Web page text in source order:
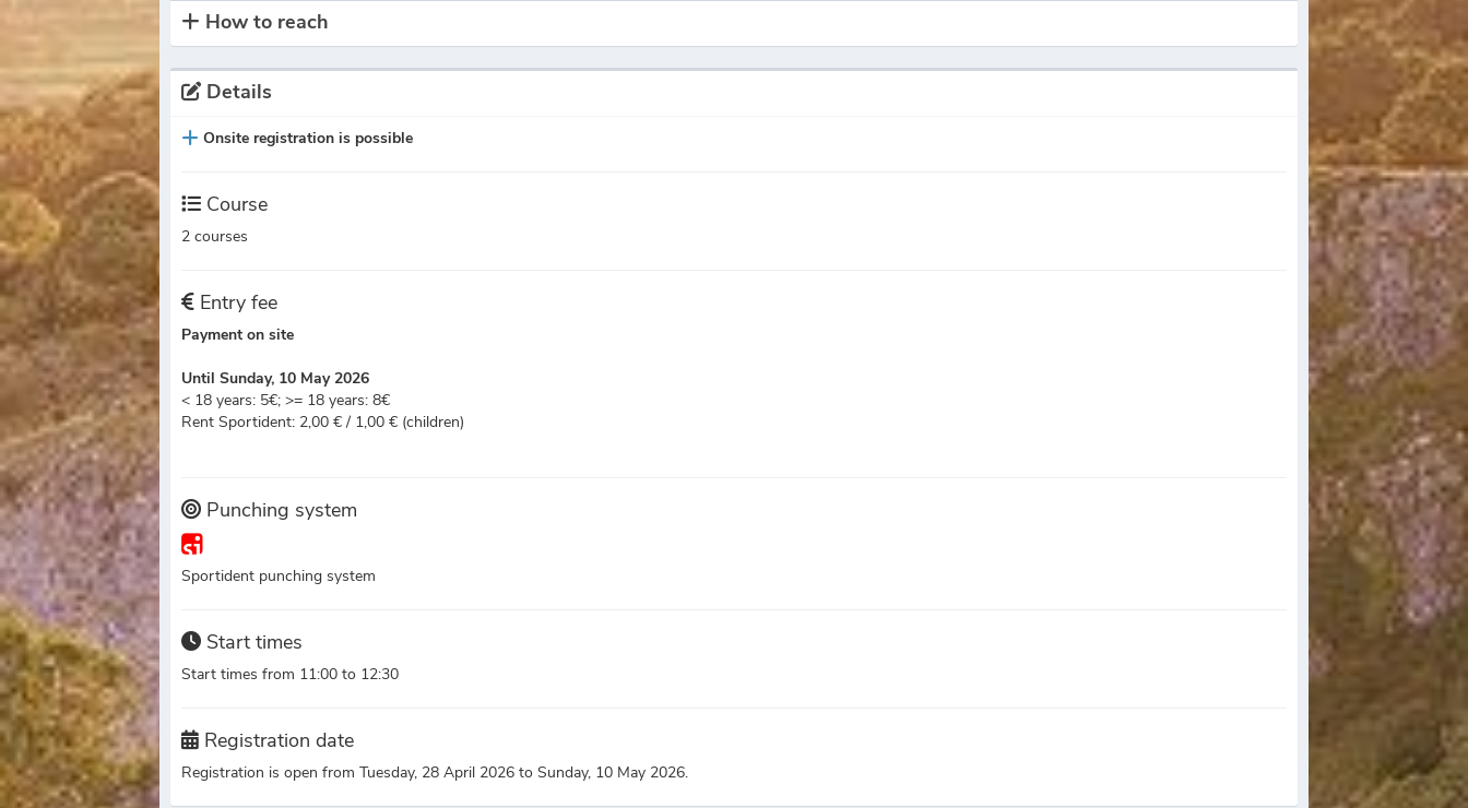
How to reach
Details
Onsite registration is possible
Course
2 courses
Entry fee
Payment on site
Until Sunday, 10 May 2026
< 18 years: 5€; >= 18 years: 8€
Rent Sportident: 2,00 € / 1,00 € (children)
Punching system
Sportident punching system
Start times
Start times from 11:00 to 12:30
Registration date
Registration is open from Tuesday, 28 April 2026 to Sunday, 10 May 2026.